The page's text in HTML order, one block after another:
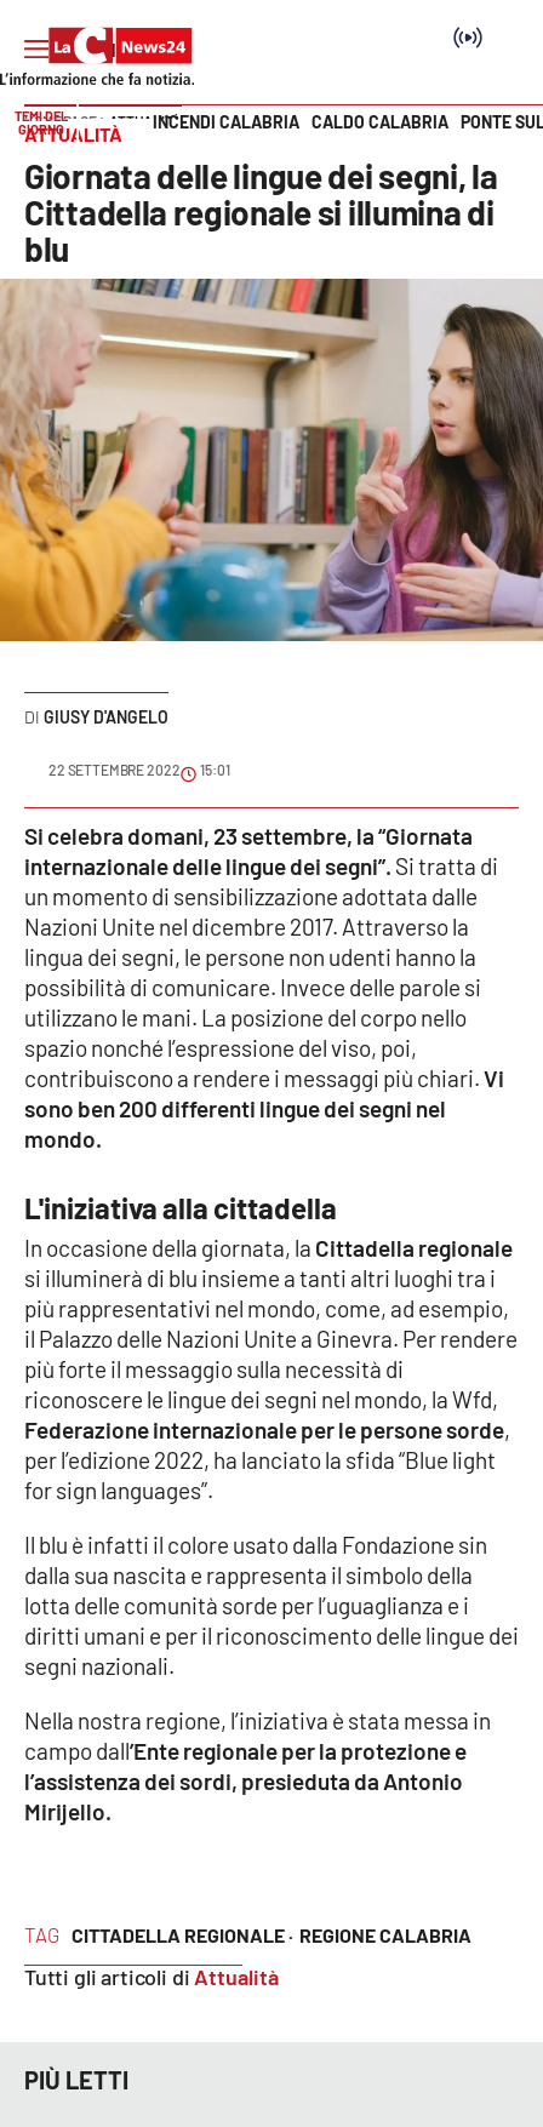
SEZIONI
Cronaca
Politica
Attualità
Economia e lavoro
Italia Mondo
Sanità
Sport
Meteo
Editoriali
VIDEO
Ambiente
Cronaca
Cultura
Economia e Lavoro
Politica
Sanità
Società
Sport
RUBRICHE
Good Morning Vietnam
Parchi Marini Calabria
Leggendo Alvaro insieme
Imprese Di Calabria
STREAMING
Vai
TEMI DEL
GIORNO
INCENDI CALABRIA CALDO CALABRIA PONTE
HOME PAGE ATTUALITÀ
ATTUALITÀ
Giornata delle lingue dei segni, la
Cittadella regionale si illumina di
blu
GIUSY D'ANGELO
22 SETTEMBRE 2022 15:01
TAG CITTADELLA REGIONALE · REGIONE CALABRIA
Tutti gli articoli di Attualità
Si celebra domani, 23 settembre, la “Giornata
internazionale delle lingue dei segni”. Si tratta di
un momento di sensibilizzazione adottata dalle
Nazioni Unite nel dicembre 2017. Attraverso la
lingua dei segni, le persone non udenti hanno la
possibilità di comunicare. Invece delle parole si
utilizzano le mani. La posizione del corpo nello
spazio nonché l’espressione del viso, poi,
contribuiscono a rendere i messaggi più chiari.Vi
sono ben 200 differenti lingue dei segni nel
mondo.
L'iniziativa alla cittadella
In occasione della giornata, la Cittadella regionale
si illuminerà di blu insieme a tanti altri luoghi tra i
più rappresentativi nel mondo, come, ad esempio,
il Palazzo delle Nazioni Unite a Ginevra. Per rendere
più forte il messaggio sulla necessità di
riconoscere le lingue dei segni nel mondo, la Wfd,
Federazione internazionale per le persone sorde,
per l’edizione 2022, ha lanciato la sfida “Blue light
for sign languages”.
Il blu è infatti il colore usato dalla Fondazione sin
dalla sua nascita e rappresenta il simbolo della
lotta delle comunità sorde per l’uguaglianza e i
diritti umani e per il riconoscimento delle lingue dei
segni nazionali.
Nella nostra regione, l’iniziativa è stata messa in
campo dall’Ente regionale per la protezione e
l’assistenza dei sordi, presieduta da Antonio
Mirijello.
PIÙ LETTI